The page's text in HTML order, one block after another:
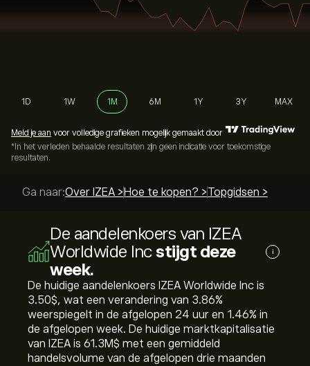
1D 1W 1M 6M 1Y 3Y MAX
Meld je aan voor volledige grafieken mogelijk gemaakt door
*In het verleden behaalde resultaten zijn geen indicatie voor toekomstige
resultaten.
Ga naar:Over IZEA > Hoe te kopen? >Topgidsen >
De aandelenkoers van IZEA
Worldwide Incstijgt deze
week.
i
De huidige aandelenkoers IZEA Worldwide Inc is
3.50‎$‎, wat een verandering van ‎3.86‎%
weerspiegelt in de afgelopen 24 uur en ‎1.46‎% in
de afgelopen week. De huidige marktkapitalisatie
van IZEA is 61.3M‎$‎ met een gemiddeld
handelsvolume van de afgelopen drie maanden